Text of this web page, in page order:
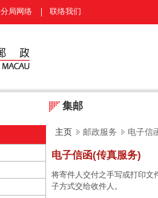
局网络 联络我们
集邮
主页 邮政服务 电子信
电子信函(传真服务)
将寄件人交付之手写或打印文
子方式交给收件人。